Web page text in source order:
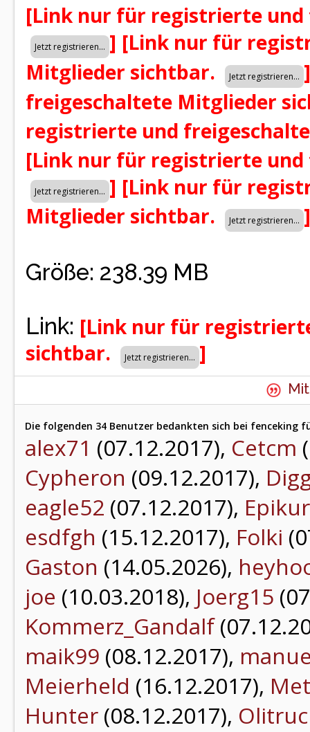
[Link nur für registrierte
] [Link nur für
Mitglieder sichtbar.
]
freigeschaltete Mitglieder
registrierte und
[Link nur für registrierte
] [Link nur für
Mitglieder sichtbar.
]
Größe: 238.39 MB
Link: [Link nur für
sichtbar.
]
Die folgenden 34 Benutzer bedankten sich bei fenceking
alex71 (07.12.2017), Cetcm
Cypheron (09.12.2017),
eagle52 (07.12.2017), Epikur
esdfgh (15.12.2017), Folki
Gaston (14.05.2026),
joe (10.03.2018), Joerg15
Kommerz_Gandalf
maik99 (08.12.2017),
Meierheld (16.12.2017),
Hunter (08.12.2017),